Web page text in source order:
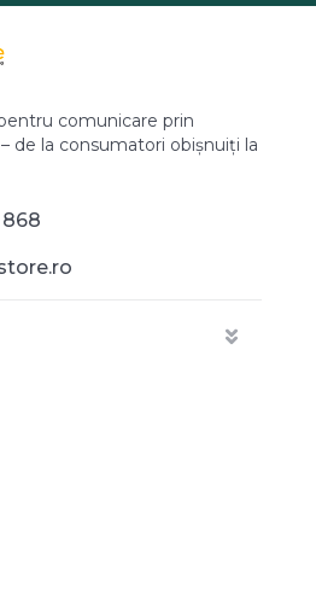
comunicare prin
de la consumatori obișnuiți la
868